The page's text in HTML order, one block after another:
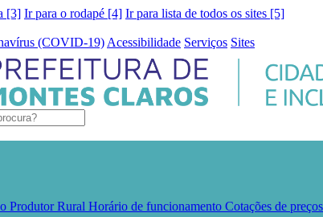
[3] Ir para o rodapé [4] Ir para lista de todos os sites [5]
(COVID-19) Acessibilidade Serviços Sites
Produtor Rural Horário de funcionamento Cotações de preços